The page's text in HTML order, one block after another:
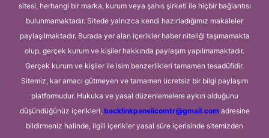
sitesi, herhangi bir marka, kurum veya şahıs şirketi ile hiçbir bağlantısı
bulunmamaktadır. Sitede yalnızca kendi hazırladığımız makaleler
paylaşılmaktadır. Burada yer alan içerikler haber niteliği taşımamakta
olup, gerçek kurum ve kişiler hakkında paylaşım yapılmamaktadır.
Gerçek kurum ve kişiler ile isim benzerlikleri tamamen tesadüfidir.
Sitemiz, kar amacı gütmeyen ve tamamen ücretsiz bir bilgi paylaşım
platformudur. Hukuka ve yasal düzenlemelere aykırı olduğunu
düşündüğünüz içerikleri, backlinkpanelicomtr@gmail.comadresine
bildirmeniz halinde, ilgili içerikler yasal süre içerisinde sitemizden